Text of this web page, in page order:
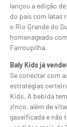
lançou a edição
do país com latas
o Rio Grande do
homenageado
Farroupilha.
Baly Kids já
Se conectar com
estratégias
Kids. A bebida
zinco, além de
gaseificada e não